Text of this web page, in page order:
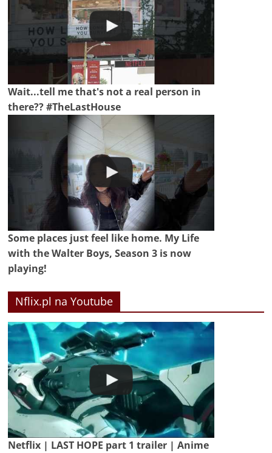
Wait...tell me that's not a real person in
there?? #TheLastHouse
Some places just feel like home. My Life
with the Walter Boys, Season 3 is now
playing!
Nflix.pl na Youtube
Netflix | LAST HOPE part 1 trailer | Anime